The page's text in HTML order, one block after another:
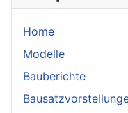
Home
Modelle
Bauberichte